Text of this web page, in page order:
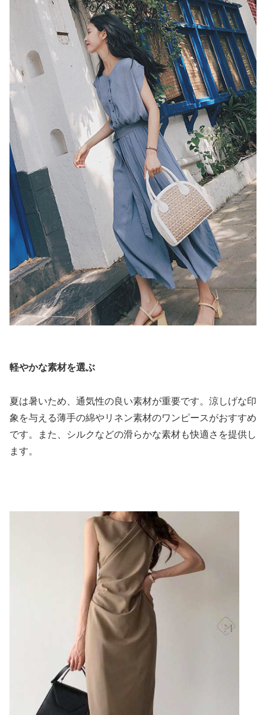
軽やかな素材を選ぶ
夏は暑いため、通気性の良い素材が重要です。涼しげな印
象を与える薄手の綿やリネン素材のワンピースがおすすめ
です。また、シルクなどの滑らかな素材も快適さを提供し
ます。